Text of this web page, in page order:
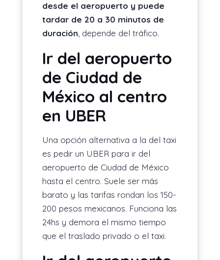
desde el aeropuerto y puede
tardar de 20 a 30 minutos de
duración , depende del tráfico.
Ir del aeropuerto
de Ciudad de
México al centro
en UBER
Una opción alternativa a la del taxi
es pedir un UBER para ir del
aeropuerto de Ciudad de México
hasta el centro. Suele ser más
barato y las tarifas rondan los 150-
200 pesos mexicanos. Funciona las
24hs y demora el mismo tiempo
que el traslado privado o el taxi.